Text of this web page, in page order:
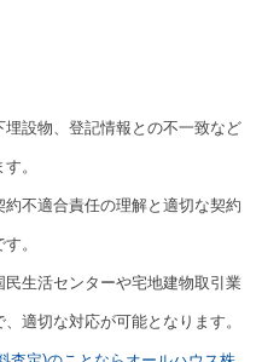
設物、登記情報との不一致など
。
不適合責任の理解と適切な契約
。
生活センターや宅地建物取引業
適切な対応が可能となります。